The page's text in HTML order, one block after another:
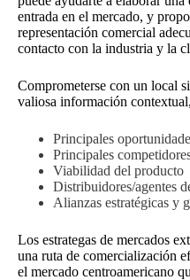
entrada en el mercado, y
representación comercial
contacto con la industria y la
Comprometerse con un local
valiosa información
Principales
Principales
Viabilidad del producto
Distribuidores/agentes
Alianzas estratégicas y
Los estrategas de mercados
una ruta de comercialización
el mercado centroamericano